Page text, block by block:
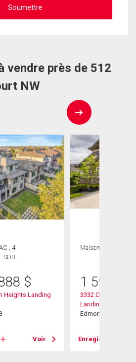
vendre près de 512
NW
, 4
SDB
$
Heights Landing
Voir
Maison
1 599
3332 Cameron
Landing Nw
Edmonton, AB
Enregistrer